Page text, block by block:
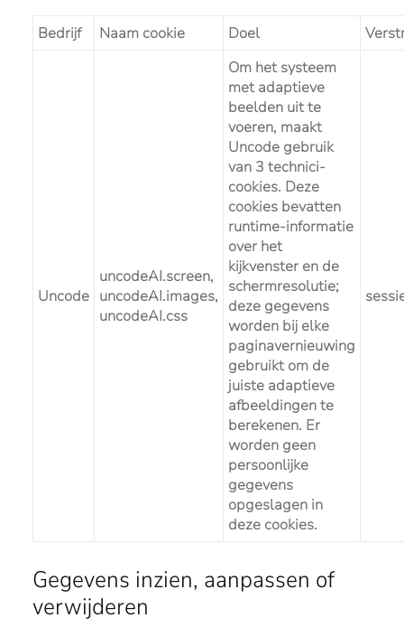
Bedrijf Naam cookie Doel
Uncode
uncodeAI.screen,
uncodeAI.images,
uncodeAI.css
Om het systeem
met adaptieve
beelden uit te
voeren, maakt
Uncode gebruik
van 3 technici-
cookies. Deze
cookies bevatten
runtime-informatie
over het
kijkvenster en de
schermresolutie;
deze gegevens
worden bij elke
paginavernieuwing
gebruikt om de
juiste adaptieve
afbeeldingen te
berekenen. Er
worden geen
persoonlijke
gegevens
opgeslagen in
deze cookies.
Gegevens inzien, aanpassen of
verwijderen